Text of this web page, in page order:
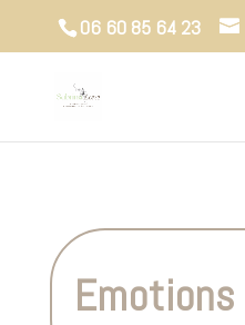
06 60 85 64 23
Emotions